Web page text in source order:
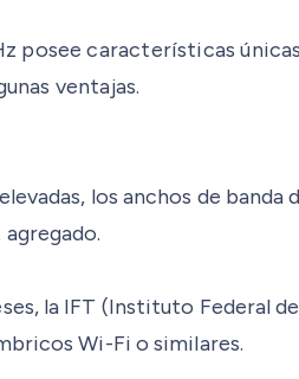
posee características
ventajas.
los anchos de
la IFT (Instituto Federal
Wi-Fi o similares.